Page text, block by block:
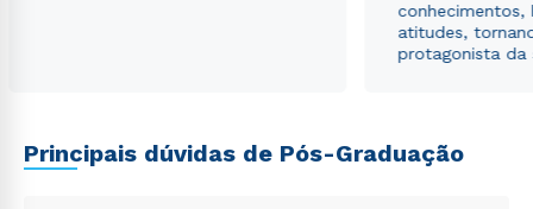
conhecimentos,
atitudes,
protagonista da
Principais dúvidas de Pós-Graduação